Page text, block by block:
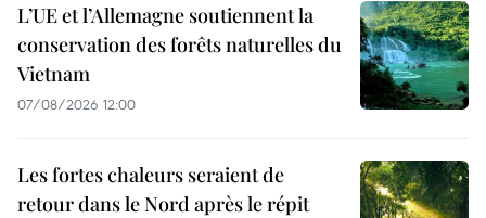
L’UE et l’Allemagne soutiennent la
conservation des forêts naturelles du
Vietnam
07/08/2026 12:00
Les fortes chaleurs seraient de
retour dans le Nord après le répit